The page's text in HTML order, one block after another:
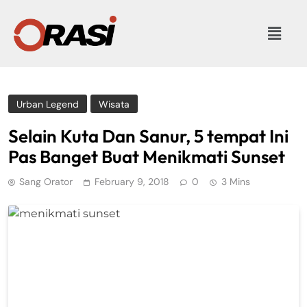
Urban Legend Wisata
Selain Kuta Dan Sanur, 5 tempat Ini
Pas Banget Buat Menikmati Sunset
Sang Orator February 9, 2018 0 3 Mins